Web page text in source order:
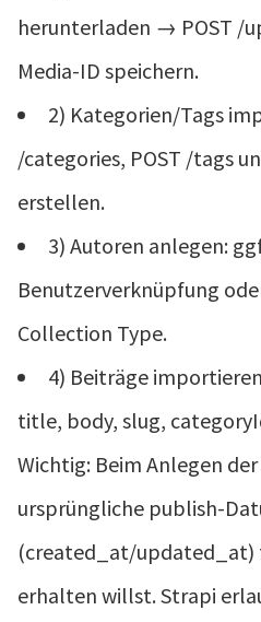
herunterladen → POST /
Media-ID speichern.
2) Kategorien/Tags
/categories, POST /tags
erstellen.
3) Autoren anlegen:
Benutzerverknüpfung
Collection Type.
4) Beiträge
title, body, slug,
Wichtig: Beim Anlegen
ursprüngliche publish-
(created_at/updated_at)
erhalten willst. Strapi